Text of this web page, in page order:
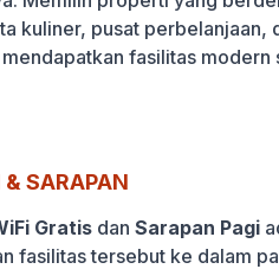
kuliner, pusat
fasilitas
SARAPAN
Gratis dan Sarapan Pagi
fasilitas tersebut ke dalam